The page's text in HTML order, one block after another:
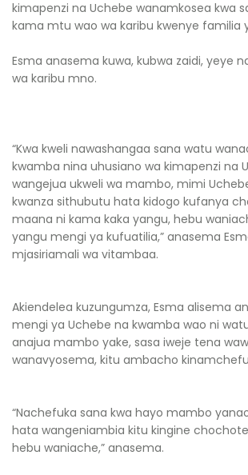
kimapenzi na Uchebe wanamkosea kwa
kama mtu wao wa karibu kwenye familia
Esma anasema kuwa, kubwa zaidi, yeye
wa karibu mno.
“Kwa kweli nawashangaa sana watu
kwamba nina uhusiano wa kimapenzi na
wangejua ukweli wa mambo, mimi
kwanza sithubutu hata kidogo kufanya
maana ni kama kaka yangu, hebu
yangu mengi ya kufuatilia,” anasema
mjasiriamali wa vitambaa.
Akiendelea kuzungumza, Esma alisema
mengi ya Uchebe na kwamba wao ni
anajua mambo yake, sasa iweje tena
wanavyosema, kitu ambacho
“Nachefuka sana kwa hayo mambo
hata wangeniambia kitu kingine
hebu waniache,” anasema.